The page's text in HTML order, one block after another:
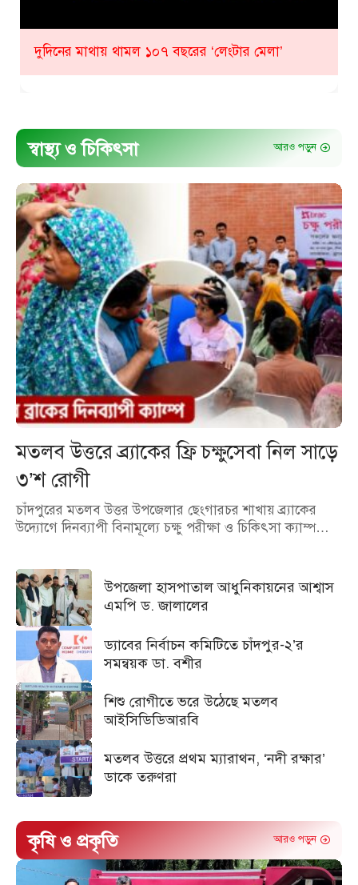
কীভাবে হবে ১০৮ তম লেংটার মেলা? যা জানাল প্রশাসন
স্বাস্থ্য ও চিকিৎসা আরও পড়ুন
মতলব উত্তরে ব্র্যাকের ফ্রি চক্ষুসেবা নিল সাড়ে
৩’শ রোগী
চাঁদপুরের মতলব উত্তর উপজেলার ছেংগারচর শাখায় ব্র্যাকের
উদ্যোগে দিনব্যাপী বিনামূল্যে চক্ষু পরীক্ষা ও চিকিৎসা ক্যাম্প…
উপজেলা হাসপাতাল আধুনিকায়নের আশ্বাস
এমপি ড. জালালের
ড্যাবের নির্বাচন কমিটিতে চাঁদপুর-২’র
সমন্বয়ক ডা. বশীর
শিশু রোগীতে ভরে উঠেছে মতলব
আইসিডিডিআরবি
মতলব উত্তরে প্রথম ম্যারাথন, ‘নদী রক্ষার’
ডাকে তরুণরা
কৃষি ও প্রকৃতি আরও পড়ুন